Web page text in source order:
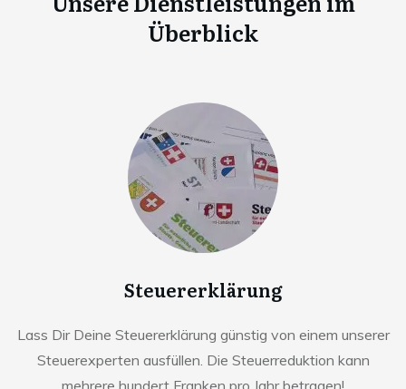
Überblick
Steuererklärung
Lass Dir Deine Steuererklärung günstig von einem unserer
Steuerexperten ausfüllen. Die Steuerreduktion kann
mehrere hundert Franken pro Jahr betragen!